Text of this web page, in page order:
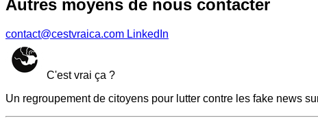
Autres moyens de nous contacter
contact@cestvraica.com LinkedIn
C'est vrai ça ?
Un regroupement de citoyens pour lutter contre les fake news